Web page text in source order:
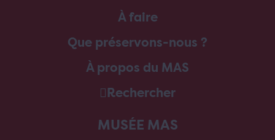
À faire
Que préservons-nous ?
À propos du MAS
Rechercher
MUSÉE MAS